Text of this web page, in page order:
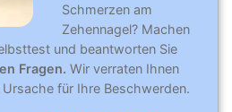
Schmerzen am
Zehennagel? Machen
und beantworten Sie
Fragen. Wir verraten Ihnen
für Ihre Beschwerden.